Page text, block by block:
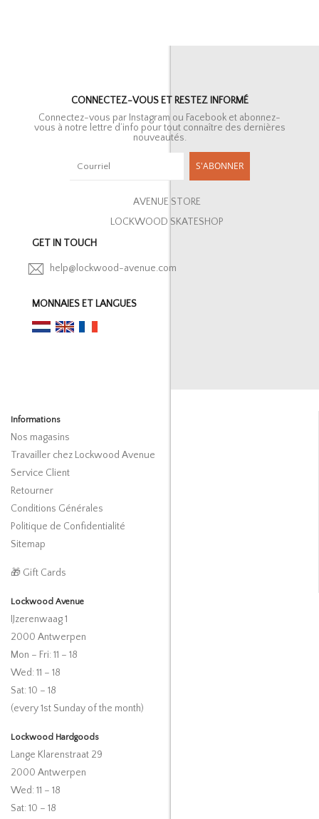
CONNECTEZ-VOUS ET RESTEZ INFORMÉ
Connectez-vous par Instagram ou Facebook et abonnez-
vous à notre lettre d’info pour tout connaître des dernières
nouveautés.
S'ABONNER
AVENUE STORE
LOCKWOOD SKATESHOP
GET IN TOUCH
help@lockwood-avenue.com
MONNAIES ET LANGUES
Informations
Nos magasins
Travailler chez Lockwood Avenue
Service Client
Retourner
Conditions Générales
Politique de Confidentialité
Sitemap
🎁 Gift Cards
Lockwood Avenue
IJzerenwaag 1
2000 Antwerpen
Mon – Fri: 11 – 18
Wed: 11 – 18
Sat: 10 – 18
(every 1st Sunday of the month)
Lockwood Hardgoods
Lange Klarenstraat 29
2000 Antwerpen
Wed: 11 – 18
Sat: 10 – 18